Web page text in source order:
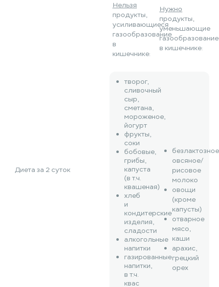
Диета за 2 суток
Нельзя
продукты,
усиливающиеся
газообразование
в
кишечнике:
Нужно
продукты,
уменьшающие
газообразование
в кишечнике:
творог,
сливочный
сыр,
сметана,
мороженое,
йогурт
фрукты,
соки
бобовые,
грибы,
капуста
(в т.ч.
квашеная)
хлеб
и
кондитерские
изделия,
сладости
алкогольные
напитки
газированные
напитки,
в т.ч.
квас
овсяное/
рисовое
молоко
овощи
(кроме
капусты)
отварное
мясо,
каши
арахис,
грецкий
орех